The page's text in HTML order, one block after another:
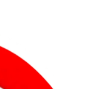
की रक्षा वस्तुओं का